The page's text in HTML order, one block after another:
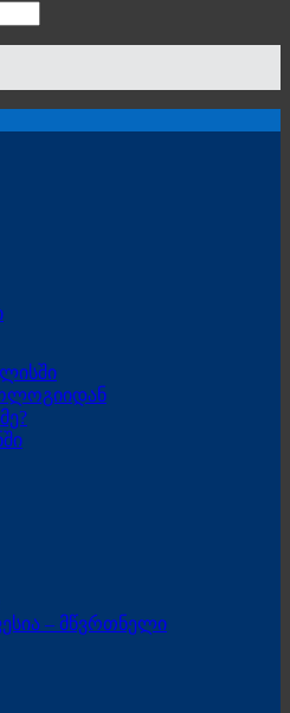
– მწვრთნელი